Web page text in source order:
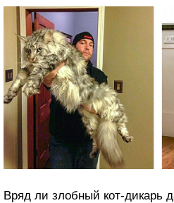
Вряд ли злобный кот-дикарь